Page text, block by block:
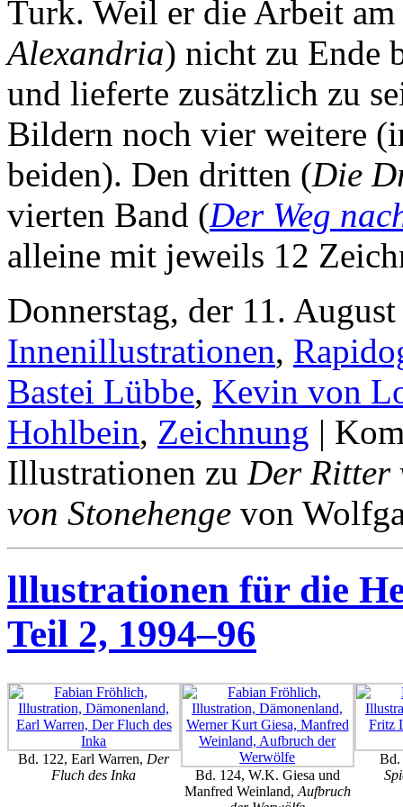
Turk. Weil er die Arbeit
Alexandria) nicht zu Ende
und lieferte zusätzlich zu
Bildern noch vier weitere
beiden). Den dritten (Die
vierten Band (Der Weg
alleine mit jeweils 12
Donnerstag, der 11.
Innenillustrationen,
Bastei Lübbe, Kevin von
Hohlbein, Zeichnung |
Illustrationen zu Der Ritter
von Stonehenge von
lllustrationen für die
Teil 2, 1994–96
Bd. 122, Earl Warren, Der
Fluch des Inka
Bd. 124, W.K. Giesa und
Manfred Weinland, Aufbruch
Bd.